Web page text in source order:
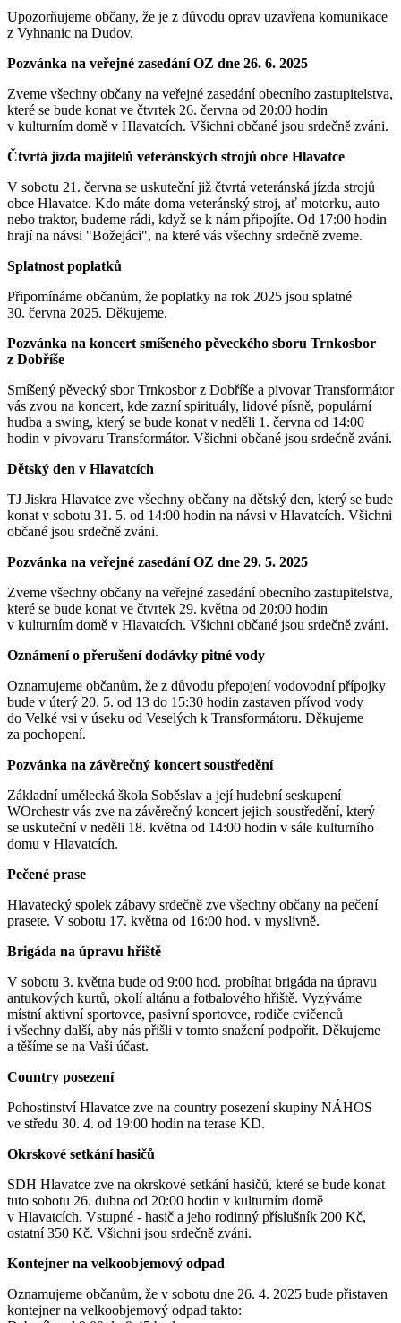
Upozorňujeme občany, že je z důvodu oprav uzavřena komunikace
z Vyhnanic na Dudov.
Pozvánka na veřejné zasedání OZ dne 26. 6. 2025
Zveme všechny občany na veřejné zasedání obecního zastupitelstva,
které se bude konat ve čtvrtek 26. června od 20:00 hodin
v kulturním domě v Hlavatcích. Všichni občané jsou srdečně zváni.
Čtvrtá jízda majitelů veteránských strojů obce Hlavatce
V sobotu 21. června se uskuteční již čtvrtá veteránská jízda strojů
obce Hlavatce. Kdo máte doma veteránský stroj, ať motorku, auto
nebo traktor, budeme rádi, když se k nám připojíte. Od 17:00 hodin
hrají na návsi "Božejáci", na které vás všechny srdečně zveme.
Splatnost poplatků
Připomínáme občanům, že poplatky na rok 2025 jsou splatné
30. června 2025. Děkujeme.
Pozvánka na koncert smíšeného pěveckého sboru Trnkosbor
z Dobříše
Smíšený pěvecký sbor Trnkosbor z Dobříše a pivovar Transformátor
vás zvou na koncert, kde zazní spirituály, lidové písně, populární
hudba a swing, který se bude konat v neděli 1. června od 14:00
hodin v pivovaru Transformátor. Všichni občané jsou srdečně zváni.
Dětský den v Hlavatcích
TJ Jiskra Hlavatce zve všechny občany na dětský den, který se bude
konat v sobotu 31. 5. od 14:00 hodin na návsi v Hlavatcích. Všichni
občané jsou srdečně zváni.
Pozvánka na veřejné zasedání OZ dne 29. 5. 2025
Zveme všechny občany na veřejné zasedání obecního zastupitelstva,
které se bude konat ve čtvrtek 29. května od 20:00 hodin
v kulturním domě v Hlavatcích. Všichni občané jsou srdečně zváni.
Oznámení o přerušení dodávky pitné vody
Oznamujeme občanům, že z důvodu přepojení vodovodní přípojky
bude v úterý 20. 5. od 13 do 15:30 hodin zastaven přívod vody
do Velké vsi v úseku od Veselých k Transformátoru. Děkujeme
za pochopení.
Pozvánka na závěrečný koncert soustředění
Základní umělecká škola Soběslav a její hudební seskupení
WOrchestr vás zve na závěrečný koncert jejich soustředění, který
se uskuteční v neděli 18. května od 14:00 hodin v sále kulturního
domu v Hlavatcích.
Pečené prase
Hlavatecký spolek zábavy srdečně zve všechny občany na pečení
prasete. V sobotu 17. května od 16:00 hod. v myslivně.
Brigáda na úpravu hřiště
V sobotu 3. května bude od 9:00 hod. probíhat brigáda na úpravu
antukových kurtů, okolí altánu a fotbalového hřiště. Vyzýváme
místní aktivní sportovce, pasivní sportovce, rodiče cvičenců
i všechny další, aby nás přišli v tomto snažení podpořit. Děkujeme
a těšíme se na Vaši účast.
Country posezení
Pohostinství Hlavatce zve na country posezení skupiny NÁHOS
ve středu 30. 4. od 19:00 hodin na terase KD.
Okrskové setkání hasičů
SDH Hlavatce zve na okrskové setkání hasičů, které se bude konat
tuto sobotu 26. dubna od 20:00 hodin v kulturním domě
v Hlavatcích. Vstupné - hasič a jeho rodinný příslušník 200 Kč,
ostatní 350 Kč. Všichni jsou srdečně zváni.
Kontejner na velkoobjemový odpad
Oznamujeme občanům, že v sobotu dne 26. 4. 2025 bude přistaven
kontejner na velkoobjemový odpad takto: